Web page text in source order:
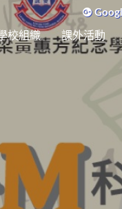
校組織 課外活動